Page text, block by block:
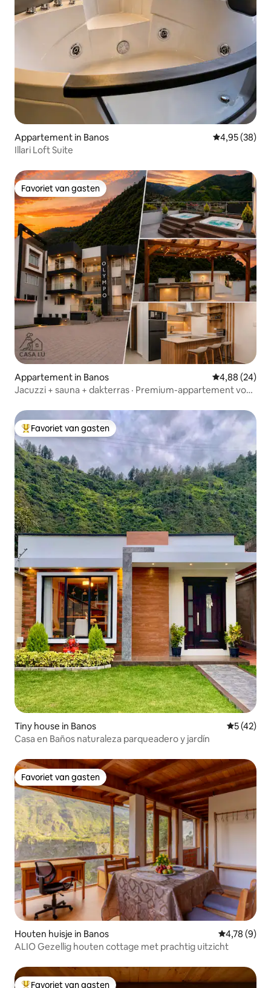
Appartement in Banos Gemiddelde
4,95 (38)
Illari Loft Suite
Favoriet van gasten
Favoriet van gasten
Appartement in Banos Gemiddelde
4,88 (24)
Jacuzzi + sauna + dakterras · Premium-appartement voor
Topfavoriet van gasten
Favoriet van gasten
Tiny house in Banos
5 (42)
Casa en Baños naturaleza parqueadero y jardín
Favoriet van gasten
Favoriet van gasten
Houten huisje in Banos
4,78 (9)
ALIO Gezellig houten cottage met prachtig uitzicht
Favoriet van gasten